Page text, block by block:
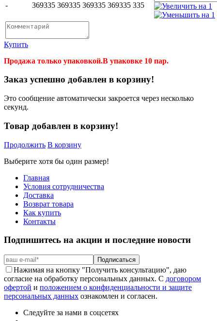
- 369335 369335 369335 369335 335
Купить
Продажа только упаковкой.В упаковке 10 пар.
Заказ успешно добавлен в корзину!
Это сообщение автоматически закроется через несколько
секунд.
Товар добавлен в корзину!
Продолжить В корзину
Выберите хотя бы один размер!
Главная
Условия сотрудничества
Доставка
Возврат товара
Как купить
Контакты
Подпишитесь на акции и последние новости
Подписаться
Нажимая на кнопку "Получить консультацию", даю
согласие на обработку персональных данных. С договором
офертой и положением о конфиденциальности и защите
персональных данных ознакомлен и согласен.
Следуйте за нами в соцсетях